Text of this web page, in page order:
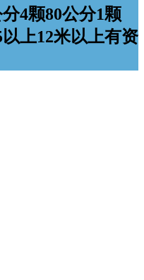
4颗80公分1颗
上12米以上有资